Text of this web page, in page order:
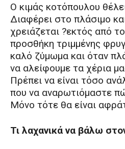
O κιμάς κοτόπουλου
Διαφέρει στο πλάσιμο
χρειάζεται ?εκτός από
προσθήκη τριμμένης
καλό ζύμωμα και όταν
να αλείφουμε τα χέρια
Πρέπει να είναι τόσο
που να αναρωτιόμαστε
Mόνο τότε θα είναι
Τι λαχανικά να βάλω